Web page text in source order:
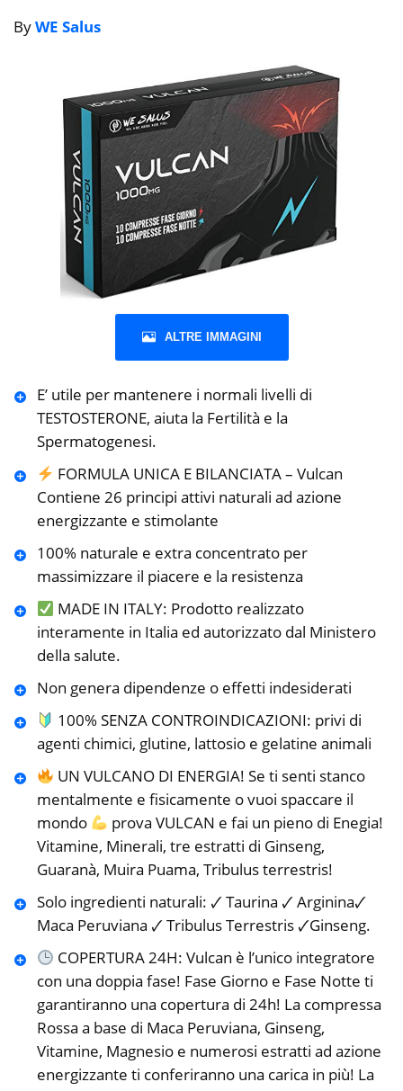
ByWE Salus
ALTRE IMMAGINI
E’ utile per mantenere i normali livelli di
TESTOSTERONE, aiuta la Fertilità e la
Spermatogenesi.
FORMULA UNICA E BILANCIATA – Vulcan
Contiene 26 principi attivi naturali ad azione
energizzante e stimolante
100% naturale e extra concentrato per
massimizzare il piacere e la resistenza
MADE IN ITALY: Prodotto realizzato
interamente in Italia ed autorizzato dal Ministero
della salute.
Non genera dipendenze o effetti indesiderati
100% SENZA CONTROINDICAZIONI: privi di
agenti chimici, glutine, lattosio e gelatine animali
UN VULCANO DI ENERGIA! Se ti senti stanco
mentalmente e fisicamente o vuoi spaccare il
mondo
prova VULCAN e fai un pieno di Enegia!
Vitamine, Minerali, tre estratti di Ginseng,
Guaranà, Muira Puama, Tribulus terrestris!
Solo ingredienti naturali: 🗸 Taurina 🗸 Arginina🗸
Maca Peruviana 🗸 Tribulus Terrestris 🗸Ginseng.
COPERTURA 24H: Vulcan è l’unico integratore
con una doppia fase! Fase Giorno e Fase Notte ti
garantiranno una copertura di 24h! La compressa
Rossa a base di Maca Peruviana, Ginseng,
Vitamine, Magnesio e numerosi estratti ad azione
energizzante ti conferiranno una carica in più! La